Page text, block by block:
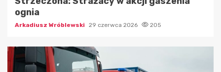
ognia
Arkadiusz Wróblewski 29 czerwca 2026 205